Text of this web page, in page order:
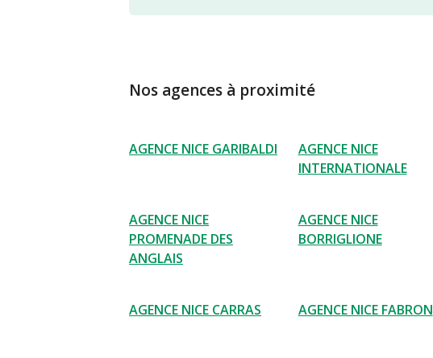
Nos agences à proximité
AGENCE NICE GARIBALDI
AGENCE NICE
INTERNATIONALE
AGENCE NICE
PROMENADE DES
ANGLAIS
AGENCE NICE
BORRIGLIONE
AGENCE NICE CARRAS AGENCE NICE FABRON